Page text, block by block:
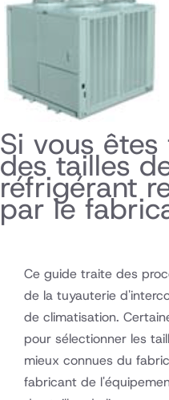
Si vous
des tailles
réfrigérant
par le
Ce guide traite des
de la tuyauterie
de climatisation.
pour sélectionner les
mieux connues du
fabricant de